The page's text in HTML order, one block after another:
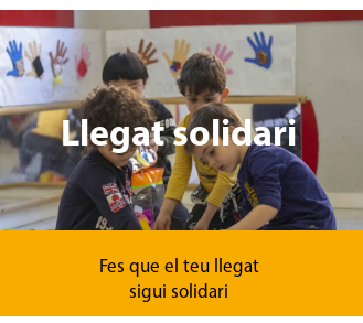
Llegat solidari
Fes que el teu llegat
sigui solidari